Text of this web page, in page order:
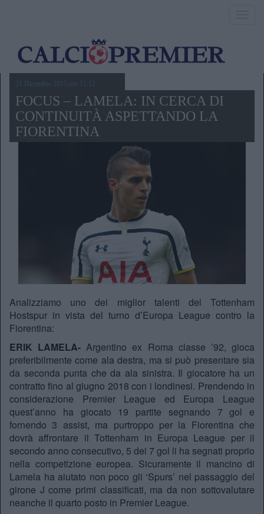
21 Dicembre 2015,ore 11.12
FOCUS – LAMELA: IN CERCA DI
CONTINUITÀ ASPETTANDO LA
FIORENTINA
Analizziamo uno dei miglior talenti del Tottenham
Hostspur in vista del turno d’Europa League contro la
Fiorentina:
ERIK LAMELA- Argentino ex Roma classe ’92, gioca
preferibilmente come ala destra, ma si può presentare sia
da seconda punta che da ala sinistra. Il giocatore ha un
contratto fino al giugno 2018 con i londinesi. Prendendo in
considerazione Premier League ed Europa League
quest’anno ha giocato 19 partite segnando 7 gol e
fornendo 3 assist, ma purtroppo per la Fiorentina che
dovrà affrontare il Tottenham in Europa League per il
secondo anno consecutivo, 5 dei 7 gol li ha segnati proprio
nella competizione europea. Sicuramente il mancino di
Lamela ha aiutato non poco gli ‘Spurs’ nel passaggio del
girone J come primi classificati, ma da non sottovalutare
neanche il quarto posto in Premier League.